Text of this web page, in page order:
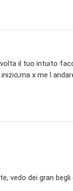
il tuo intuito
x me l
vedo dei gran begli